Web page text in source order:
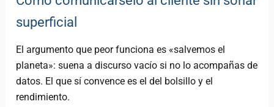
superficial
El argumento que peor funciona es «salvemos el
planeta»: suena a discurso vacío si no lo acompañas de
datos. El que sí convence es el del bolsillo y el
rendimiento.